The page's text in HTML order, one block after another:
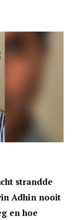
strandde
Adhin nooit
en hoe